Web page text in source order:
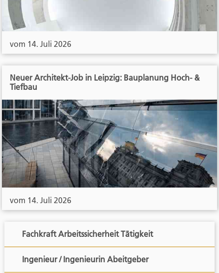
vom 14. Juli 2026
Neuer Architekt-Job in Leipzig: Bauplanung Hoch- &
Tiefbau
vom 14. Juli 2026
Fachkraft Arbeitssicherheit Tätigkeit
Ingenieur / Ingenieurin Abeitgeber